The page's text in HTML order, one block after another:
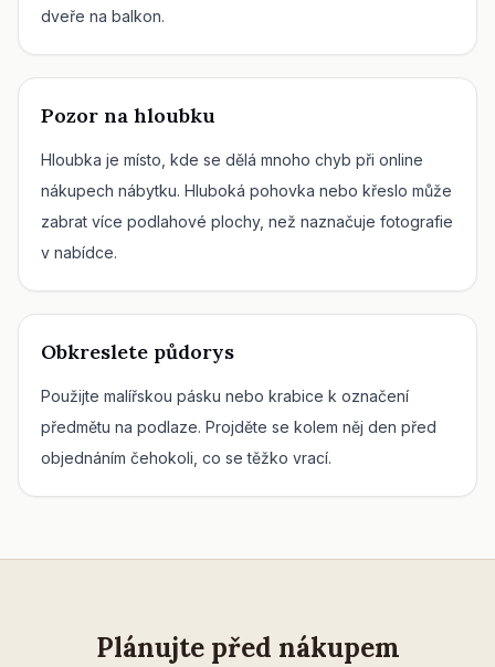
dveře na balkon.
Pozor na hloubku
Hloubka je místo, kde se dělá mnoho chyb při online
nákupech nábytku. Hluboká pohovka nebo křeslo může
zabrat více podlahové plochy, než naznačuje fotografie
v nabídce.
Obkreslete půdorys
Použijte malířskou pásku nebo krabice k označení
předmětu na podlaze. Projděte se kolem něj den před
objednáním čehokoli, co se těžko vrací.
Plánujte před nákupem